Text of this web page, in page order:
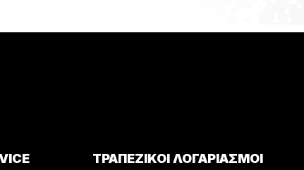
ΤΡΑΠΕΖΙΚΟΙ ΛΟΓΑΡΙΑΣΜΟΙ